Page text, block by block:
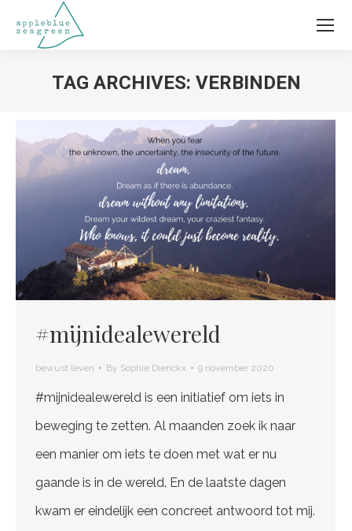
TAG ARCHIVES: VERBINDEN
#mijnidealewereld
bewust leven By Sophie Dierickx 9 november 2020
#mijnidealewereld is een initiatief om iets in
beweging te zetten. Al maanden zoek ik naar
een manier om iets te doen met wat er nu
gaande is in de wereld. En de laatste dagen
kwam er eindelijk een concreet antwoord tot mij.